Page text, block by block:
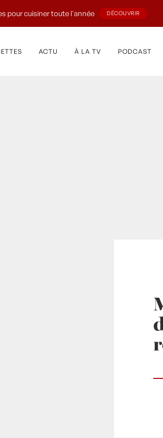
pour cuisiner toute l'année DÉCOUVRIR
ACTU À LA TV PODCAST